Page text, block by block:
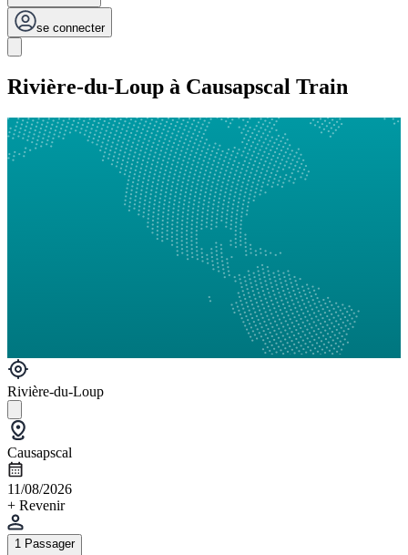
se connecter
Rivière-du-Loup à Causapscal Train
Rivière-du-Loup
Causapscal
11/08/2026
+ Revenir
1 Passager